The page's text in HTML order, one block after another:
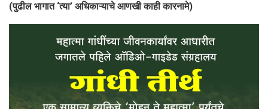
(पुढील भागात ‘त्या’ अधिकाऱ्याचे आणखी काही कारनामे)